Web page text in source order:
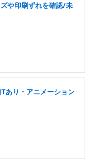
や印刷ずれを確認/未
あり・アニメーション